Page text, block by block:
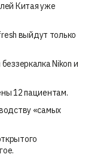
Китая уже
выйдут только
Nikon и
12 пациентам.
«самых